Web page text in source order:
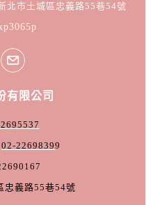
北市土城區忠義路55巷54號
有限公司
02-22698399
忠義路55巷54號